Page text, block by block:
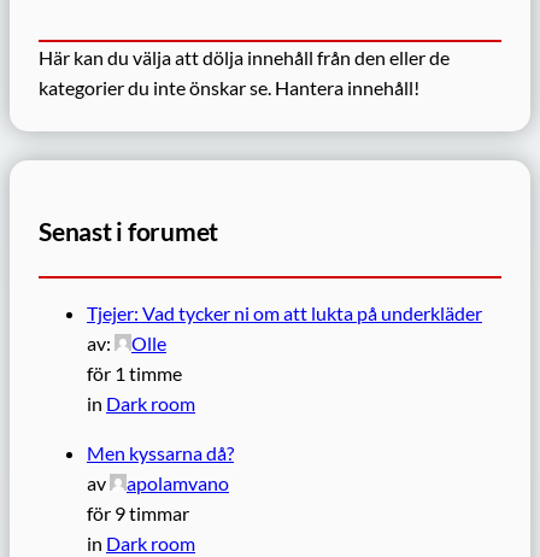
Här kan du välja att dölja innehåll från den eller de
kategorier du inte önskar se. Hantera innehåll!
Senast i forumet
Tjejer: Vad tycker ni om att lukta på underkläder
av:
Olle
för 1 timme
in Dark room
Men kyssarna då?
av
apolamvano
för 9 timmar
in Dark room